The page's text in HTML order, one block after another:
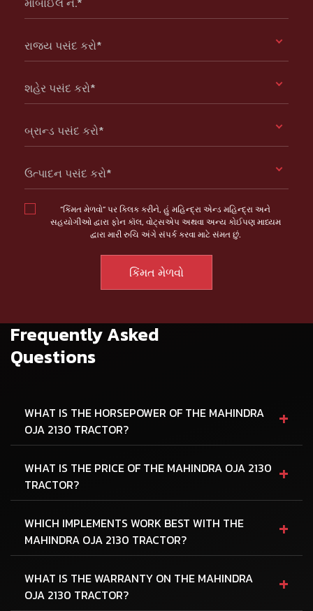
રાજ્ય પસંદ કરો*
શહેર પસંદ કરો*
બ્રાન્ડ પસંદ કરો*
ઉત્પાદન પસંદ કરો*
“કિંમત મેળવો” પર ક્લિક કરીને, હું મહિન્દ્રા એન્ડ મહિન્દ્રા અને
સહયોગીઓ દ્વારા ફોન કૉલ, વોટ્સએપ અથવા અન્ય કોઈપણ માધ્યમ
દ્વારા મારી રુચિ અંગે સંપર્ક કરવા માટે સંમત છું.
Frequently Asked
Questions
WHAT IS THE HORSEPOWER OF THE MAHINDRA
OJA 2130 TRACTOR?
+
WHAT IS THE PRICE OF THE MAHINDRA OJA 2130
TRACTOR?
+
WHICH IMPLEMENTS WORK BEST WITH THE
MAHINDRA OJA 2130 TRACTOR?
+
WHAT IS THE WARRANTY ON THE MAHINDRA
OJA 2130 TRACTOR?
+